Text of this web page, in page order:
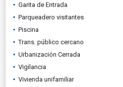
Garita de Entrada
Parqueadero visitantes
Piscina
Trans. público cercano
Urbanización Cerrada
Vigilancia
Vivienda unifamiliar